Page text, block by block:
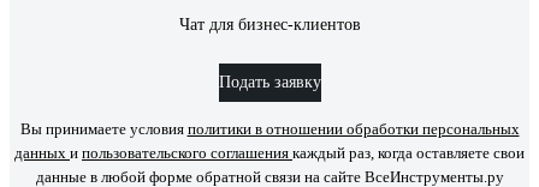
Чат для бизнес-клиентов
Подать заявку
Вы принимаете условия политики в отношении обработки персональных
данных и пользовательского соглашения каждый раз, когда оставляете свои
данные в любой форме обратной связи на сайте ВсеИнструменты.ру